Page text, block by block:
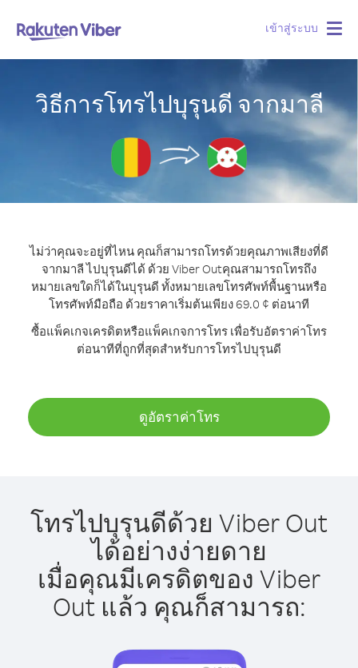
เข้าสู่ระบบ
วิธีการโทรไปบุรุนดี จากมาลี
ไม่ว่าคุณจะอยู่ที่ไหน คุณก็สามารถโทรด้วยคุณภาพเสียงที่ดี
จากมาลี ไปบุรุนดีได้ ด้วย Viber Outคุณสามารถโทรถึง
หมายเลขใดก็ได้ในบุรุนดี ทั้งหมายเลขโทรศัพท์พื้นฐานหรือ
โทรศัพท์มือถือ ด้วยราคาเริ่มต้นเพียง 69.0 ¢ ต่อนาที
ซื้อแพ็คเกจเครดิตหรือแพ็คเกจการโทร เพื่อรับอัตราค่าโทร
ต่อนาทีที่ถูกที่สุดสำหรับการโทรไปบุรุนดี
ดูอัตราค่าโทร
โทรไปบุรุนดีด้วย Viber Out
ได้อย่างง่ายดาย
เมื่อคุณมีเครดิตของ Viber
Out แล้ว คุณก็สามารถ: